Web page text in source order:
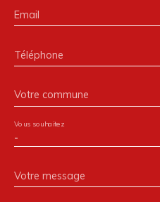
Email
Téléphone
Votre commune
-
Vous souhaitez
Votre message